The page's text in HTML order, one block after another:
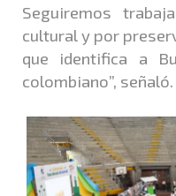
Seguiremos
cultural y por
que identifica a
colombiano”, señaló.